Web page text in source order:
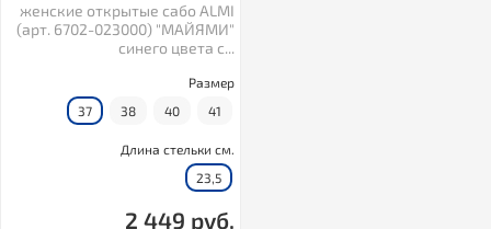
женские открытые сабо ALMI
(арт. 6702-023000) "МАЙЯМИ"
синего цвета с...
Размер
37
38 40 41
Длина стельки см.
23,5
2 449 руб.